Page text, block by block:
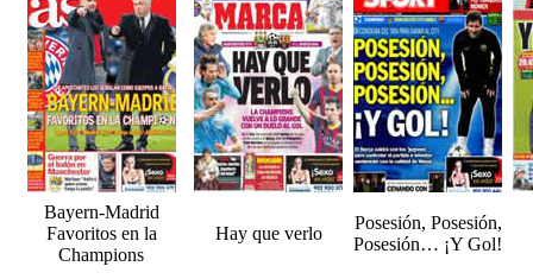
Bayern-Madrid
Favoritos en la
Champions
Hay que verlo
Posesión, Posesión,
Posesión… ¡Y Gol!